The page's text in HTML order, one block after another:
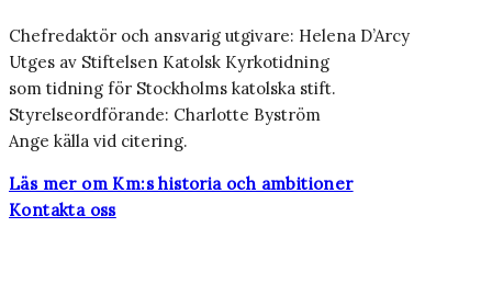
Chefredaktör och ansvarig utgivare: Helena D’Arcy
Utges av Stiftelsen Katolsk Kyrkotidning
som tidning för Stockholms katolska stift.
Styrelseordförande: Charlotte Byström
Ange källa vid citering.
Läs mer om Km:s historia och ambitioner
Kontakta oss